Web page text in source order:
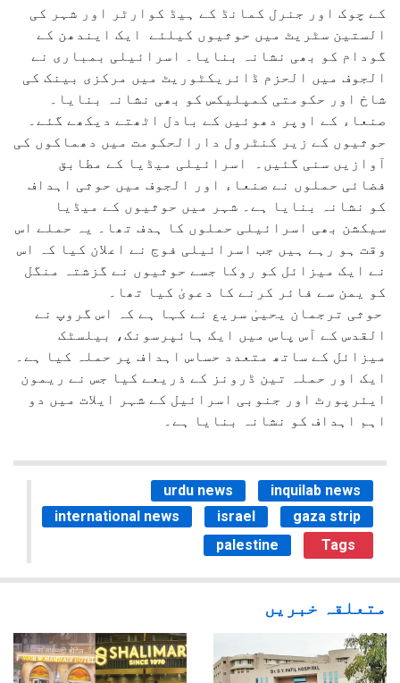
کے چوک اور جنرل کمانڈ کے ہیڈ کوارٹر اور شہر کی
الستین سٹریٹ میں حوثیوں کیلئے ایک ایندھن کے
گودام کو بھی نشانہ بنایا۔ اسرائیلی بمباری نے
الجوف میں الحزم ڈائریکٹوریٹ میں مرکزی بینک کی
شاخ اور حکومتی کمپلیکس کو بھی نشانہ بنایا۔
صنعاء کے اوپر دھوئیں کے بادل اٹھتے دیکھے گئے۔
حوثیوں کے زیر کنٹرول دارالحکومت میں دھماکوں کی
آوازیں سنی گئیں۔ اسرائیلی میڈیا کے مطابق
فضائی حملوں نے صنعاء اور الجوف میں حوثی اہداف
کو نشانہ بنایا ہے۔ شہر میں حوثیوں کے میڈیا
سیکشن بھی اسرائیلی حملوں کا ہدف تھا۔ یہ حملے اس
وقت ہو رہے ہیں جب اسرائیلی فوج نے اعلان کیا کہ اس
نے ایک میزائل کو روکا جسے حوثیوں نے گزشتہ منگل
کو یمن سے فائر کرنے کا دعویٰ کیا تھا۔
حوثی ترجمان یحییٰ سریع نے کہا ہے کہ اس گروپ نے
القدس کے آس پاس میں ایک ہائپرسونک، بیلسٹک
میزائل کے ساتھ متعدد حساس اہداف پر حملہ کیا ہے۔
ایک اور حملہ تین ڈرونز کے ذریعے کیا جس نے ریمون
ایئرپورٹ اور جنوبی اسرائیل کے شہر ایلات میں دو
اہم اہداف کو نشانہ بنایا ہے۔
urdu news
inquilab news
international news
israel
gaza strip
palestine
Tags
متعلقہ خبریں